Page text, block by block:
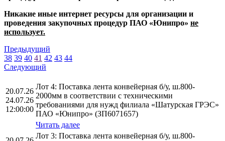
Никакие иные интернет ресурсы для организации и
проведения закупочных процедур ПАО «Юнипро» не
использует.
Предыдущий
38 39 40 41 42 43 44
Следующий
20.07.26
24.07.26
12:00:00
Лот 4: Поставка лента конвейерная б/у, ш.800-
2000мм в соответствии с техническими
требованиями для нужд филиала «Шатурская ГРЭС»
ПАО «Юнипро» (ЗП6071657)
Читать далее
Лот 3: Поставка лента конвейерная б/у, ш.800-